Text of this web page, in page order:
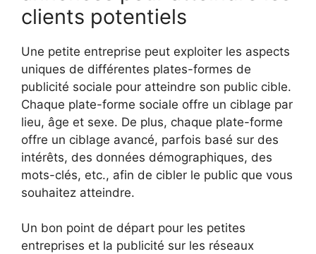
clients potentiels
Une petite entreprise peut exploiter les aspects
uniques de différentes plates-formes de
publicité sociale pour atteindre son public cible.
Chaque plate-forme sociale offre un ciblage par
lieu, âge et sexe. De plus, chaque plate-forme
offre un ciblage avancé, parfois basé sur des
intérêts, des données démographiques, des
mots-clés, etc., afin de cibler le public que vous
souhaitez atteindre.
Un bon point de départ pour les petites
entreprises et la publicité sur les réseaux